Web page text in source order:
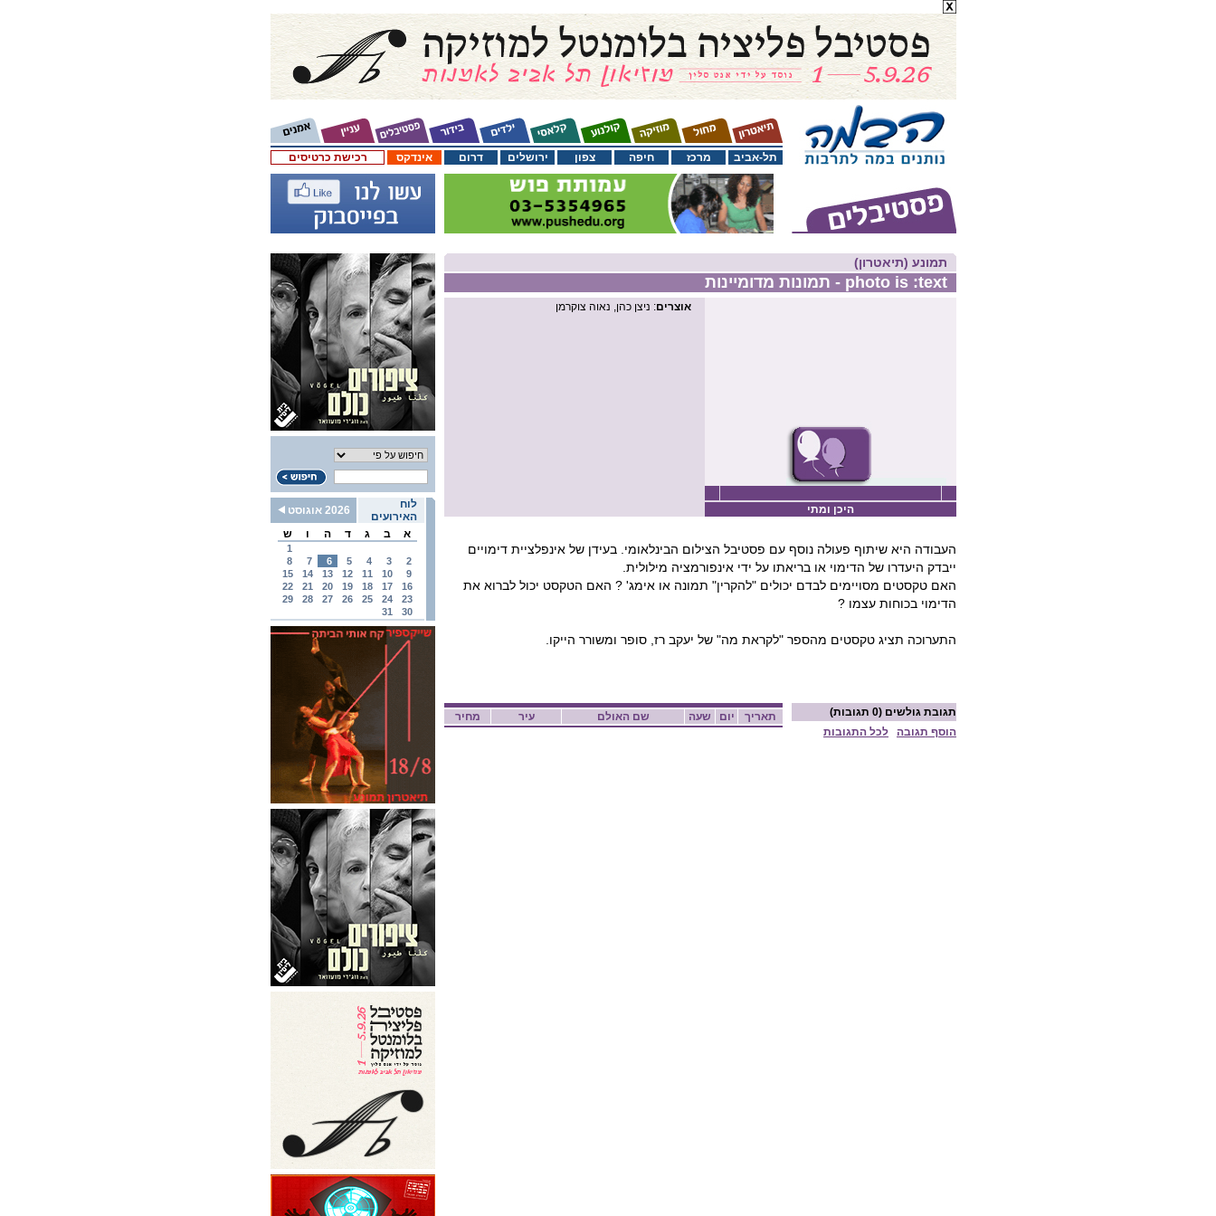
רכישת כרטיסים אינדקס דרום ירושלים צפון חיפה מרכז תל-אביב
לוח
האירועים
2026 אוגוסט
א
ב ג ד ה ו ש
1
2
3
4
5
6
7
8
9
10
11
12
13
14
15
16
17
18
19
20
21
22
23
24
25
26
27
28
29
30
31
תמונע (תיאטרון)
photo is :text - תמונות מדומיינות
אוצרים: ניצן כהן, נאוה צוקרמן
היכן ומתי
העבודה היא שיתוף פעולה נוסף עם פסטיבל הצילום הבינלאומי. בעידן של אינפלציית דימויים
ייבדק היעדרו של הדימוי או בריאתו על ידי אינפורמציה מילולית.
האם טקסטים מסויימים לבדם יכולים "להקרין" תמונה או אימג' ? האם הטקסט יכול לברוא את
הדימוי בכוחות עצמו ?
התערוכה תציג טקסטים מהספר "לקראת מה" של יעקב רז, סופר ומשורר הייקו.
מחיר עיר שם האולם שעה יום תאריך תגובת גולשים (0 תגובות)
הוסף תגובה
לכל התגובות